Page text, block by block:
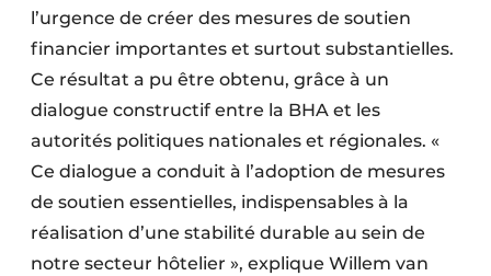
l’urgence de créer des mesures de soutien
financier importantes et surtout substantielles.
Ce résultat a pu être obtenu, grâce à un
dialogue constructif entre la BHA et les
autorités politiques nationales et régionales. «
Ce dialogue a conduit à l’adoption de mesures
de soutien essentielles, indispensables à la
réalisation d’une stabilité durable au sein de
notre secteur hôtelier », explique Willem van